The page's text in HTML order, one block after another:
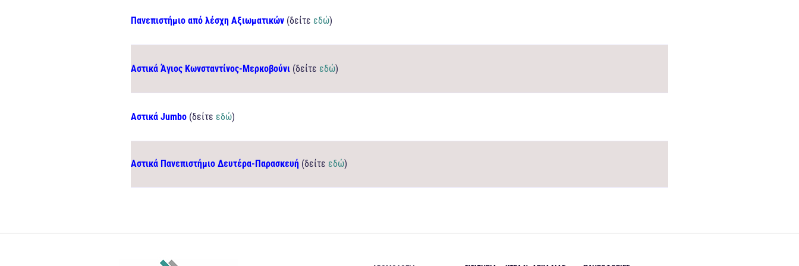
Πανεπιστήμιο από λέσχη Αξιωματικών (δείτε εδώ)
Αστικά Άγιος Κωνσταντίνος-Μερκοβούνι (δείτε εδώ)
Αστικά Jumbo (δείτε εδώ)
Αστικά Πανεπιστήμιο Δευτέρα-Παρασκευή (δείτε εδώ)